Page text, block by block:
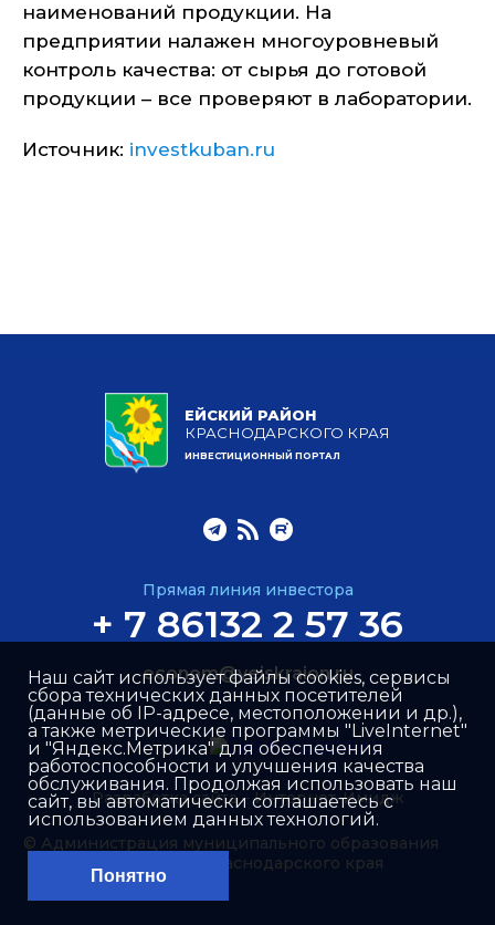
наименований продукции. На
предприятии налажен многоуровневый
контроль качества: от сырья до готовой
продукции – все проверяют в лаборатории.
Источник: investkuban.ru
ЕЙСКИЙ РАЙОН
КРАСНОДАРСКОГО КРАЯ
ИНВЕСТИЦИОННЫЙ ПОРТАЛ
Прямая линия инвестора
+ 7 86132 2 57 36
econom@yeiskraion.ru
© Администрация муниципального образования
Ейский район Краснодарского края
Разработка сайта –Интернет-Имидж
Наш сайт использует файлы cookies, сервисы
сбора технических данных посетителей
(данные об IP-адресе, местоположении и др.),
а также метрические программы "LiveInternet"
и "Яндекс.Метрика" для обеспечения
работоспособности и улучшения качества
обслуживания. Продолжая использовать наш
сайт, вы автоматически соглашаетесь с
использованием данных технологий.
Понятно